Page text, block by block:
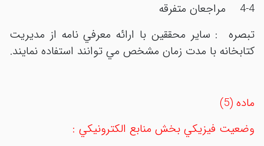
4-4 مراجعان متفرقه
تبصره : ساير محققين با ارائه معرفي نامه از مديريت
کتابخانه با مدت زمان مشخص مي توانند استفاده نمايند.
ماده (5)
وضعيت فيزيکي بخش منابع الکترونيکي :